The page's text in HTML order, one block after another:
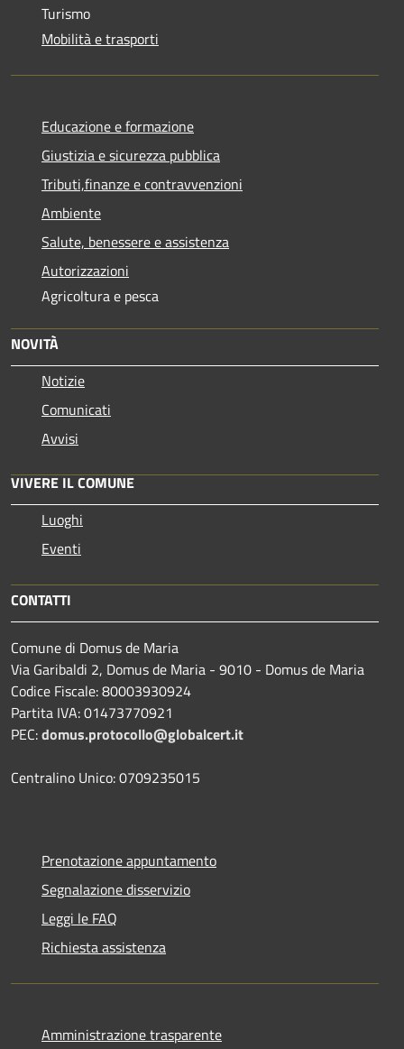
Turismo
Mobilità e trasporti
Educazione e formazione
Giustizia e sicurezza pubblica
Tributi,finanze e contravvenzioni
Ambiente
Salute, benessere e assistenza
Autorizzazioni
Agricoltura e pesca
NOVITÀ
Notizie
Comunicati
Avvisi
VIVERE IL COMUNE
Luoghi
Eventi
CONTATTI
Comune di Domus de Maria
Via Garibaldi 2, Domus de Maria - 9010 - Domus de Maria
Codice Fiscale: 80003930924
Partita IVA: 01473770921
PEC:domus.protocollo@globalcert.it
Centralino Unico: 0709235015
Prenotazione appuntamento
Segnalazione disservizio
Leggi le FAQ
Richiesta assistenza
Amministrazione trasparente